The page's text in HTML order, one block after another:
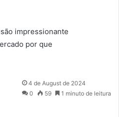
impressionante
por que
4 de August de 2024
0
59 1 minuto de leitura